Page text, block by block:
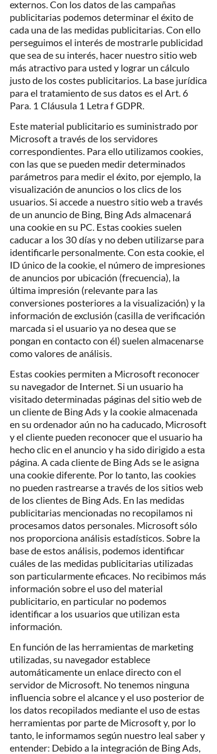
externos. Con los datos de las campañas
publicitarias podemos determinar el éxito de
cada una de las medidas publicitarias. Con ello
perseguimos el interés de mostrarle publicidad
que sea de su interés, hacer nuestro sitio web
más atractivo para usted y lograr un cálculo
justo de los costes publicitarios. La base jurídica
para el tratamiento de sus datos es el Art. 6
Para. 1 Cláusula 1 Letra f GDPR.
Este material publicitario es suministrado por
Microsoft a través de los servidores
correspondientes. Para ello utilizamos cookies,
con las que se pueden medir determinados
parámetros para medir el éxito, por ejemplo, la
visualización de anuncios o los clics de los
usuarios. Si accede a nuestro sitio web a través
de un anuncio de Bing, Bing Ads almacenará
una cookie en su PC. Estas cookies suelen
caducar a los 30 días y no deben utilizarse para
identificarle personalmente. Con esta cookie, el
ID único de la cookie, el número de impresiones
de anuncios por ubicación (frecuencia), la
última impresión (relevante para las
conversiones posteriores a la visualización) y la
información de exclusión (casilla de verificación
marcada si el usuario ya no desea que se
pongan en contacto con él) suelen almacenarse
como valores de análisis.
Estas cookies permiten a Microsoft reconocer
su navegador de Internet. Si un usuario ha
visitado determinadas páginas del sitio web de
un cliente de Bing Ads y la cookie almacenada
en su ordenador aún no ha caducado, Microsoft
y el cliente pueden reconocer que el usuario ha
hecho clic en el anuncio y ha sido dirigido a esta
página. A cada cliente de Bing Ads se le asigna
una cookie diferente. Por lo tanto, las cookies
no pueden rastrearse a través de los sitios web
de los clientes de Bing Ads. En las medidas
publicitarias mencionadas no recopilamos ni
procesamos datos personales. Microsoft sólo
nos proporciona análisis estadísticos. Sobre la
base de estos análisis, podemos identificar
cuáles de las medidas publicitarias utilizadas
son particularmente eficaces. No recibimos más
información sobre el uso del material
publicitario, en particular no podemos
identificar a los usuarios que utilizan esta
información.
En función de las herramientas de marketing
utilizadas, su navegador establece
automáticamente un enlace directo con el
servidor de Microsoft. No tenemos ninguna
influencia sobre el alcance y el uso posterior de
los datos recopilados mediante el uso de estas
herramientas por parte de Microsoft y, por lo
tanto, le informamos según nuestro leal saber y
entender: Debido a la integración de Bing Ads,